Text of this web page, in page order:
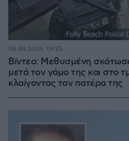
Βίντεο: Μεθυσμένη
μετά τον γάμο της και στο
κλαίγοντας τον πατέρα της
08.08.2026, 09:25